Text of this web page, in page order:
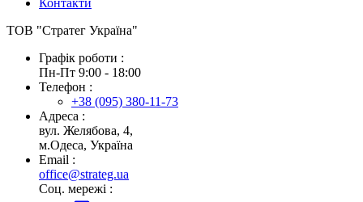
ТОВ "Стратег Україна"
Графік роботи :
Пн-Пт 9:00 - 18:00
Телефон :
+38 (095) 380-11-73
Адреса :
вул. Желябова, 4,
м.Одеса, Україна
Email :
office@strateg.ua
Соц. мережі :